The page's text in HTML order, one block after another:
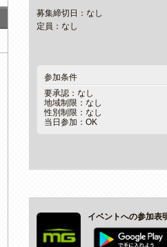
募集締切日：なし
定員：なし
参加条件
要承認：なし
地域制限：なし
性別制限：なし
当日参加：OK
イベントへの参加表